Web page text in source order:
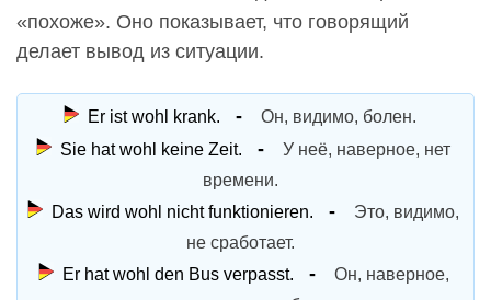
«похоже». Оно показывает, что говорящий
делает вывод из ситуации.
Er ist wohl krank.
Он, видимо, болен.
Sie hat wohl keine Zeit.
У неё, наверное, нет
времени.
Das wird wohl nicht funktionieren.
Это, видимо,
не сработает.
Er hat wohl den Bus verpasst.
Он, наверное,